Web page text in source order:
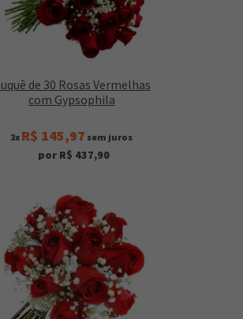
de 30 Rosas Vermelhas
com Gypsophila
3x R$ 145,97 sem juros
por R$ 437,90